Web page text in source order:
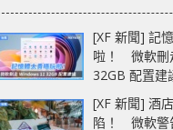
[XF 新聞] 記
啦！ 微軟刪
32GB 配置建
[XF 新聞] 酒
陷！ 微軟警